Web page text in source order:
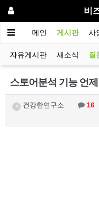
비
메인 게시판 사
자유게시판 새소식 질
스토어분석 기능 언
4 건강한연구소 16